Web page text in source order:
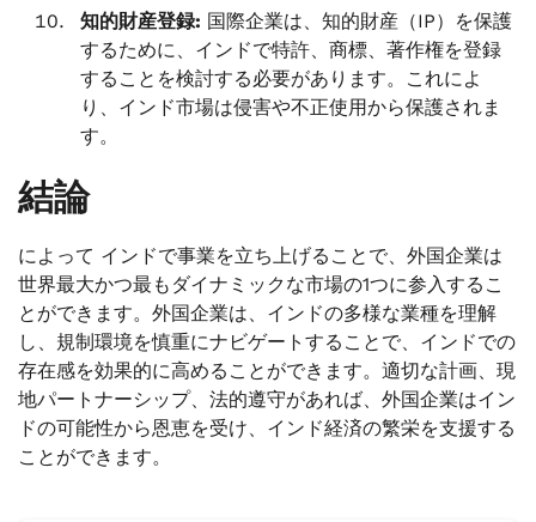
知的財産登録: 国際企業は、知的財産（IP）を保護
するために、インドで特許、商標、著作権を登録
することを検討する必要があります。これによ
り、インド市場は侵害や不正使用から保護されま
す。
結論
によって インドで事業を立ち上げることで、外国企業は
世界最大かつ最もダイナミックな市場の1つに参入するこ
とができます。外国企業は、インドの多様な業種を理解
し、規制環境を慎重にナビゲートすることで、インドでの
存在感を効果的に高めることができます。適切な計画、現
地パートナーシップ、法的遵守があれば、外国企業はイン
ドの可能性から恩恵を受け、インド経済の繁栄を支援する
ことができます。